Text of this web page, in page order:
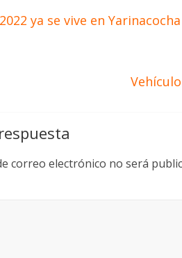
ya se vive en Yarinacocha
correo electrónico no será